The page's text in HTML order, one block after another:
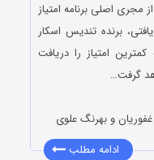
اصلی برنامه امتیاز
برنده تندیس اسکار
امتیاز را دریافت
گرفت…
و بهرنگ علوی
ادامه مطلب